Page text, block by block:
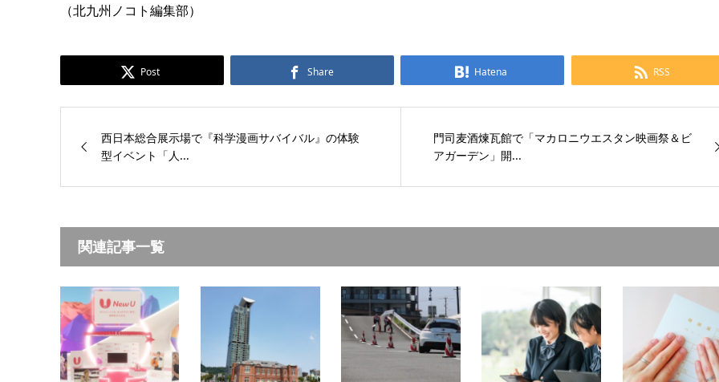
（北九州ノコト編集部）
Post Share Hatena RSS
西日本総合展示場で『科学漫画サバイバル』の体験
型イベント「人...
門司麦酒煉瓦館で「マカロニウエスタン映画祭＆ビ
アガーデン」開...
関連記事一覧